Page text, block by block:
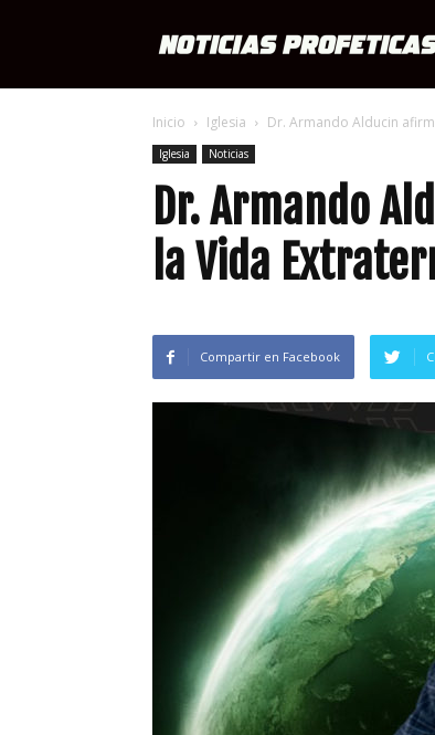
Inicio Iglesia Dr. Armando Alducin
Iglesia Noticias
Dr. Armando
la Vida
Compartir en Facebook